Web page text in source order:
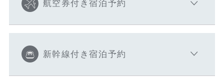
航空券付き宿泊予約
新幹線付き宿泊予約